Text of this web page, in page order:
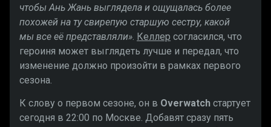
чтобы Ань Жань выглядела и ощущалась более
похожей на ту свирепую старшую сестру, какой
мы все её представляли». Келлер согласился, что
героиня может выглядеть лучше и передал, что
изменение должно произойти в рамках первого
сезона.
К слову о первом сезоне, он в Overwatch стартует
сегодня в 22:00 по Москве. Добавят сразу пять